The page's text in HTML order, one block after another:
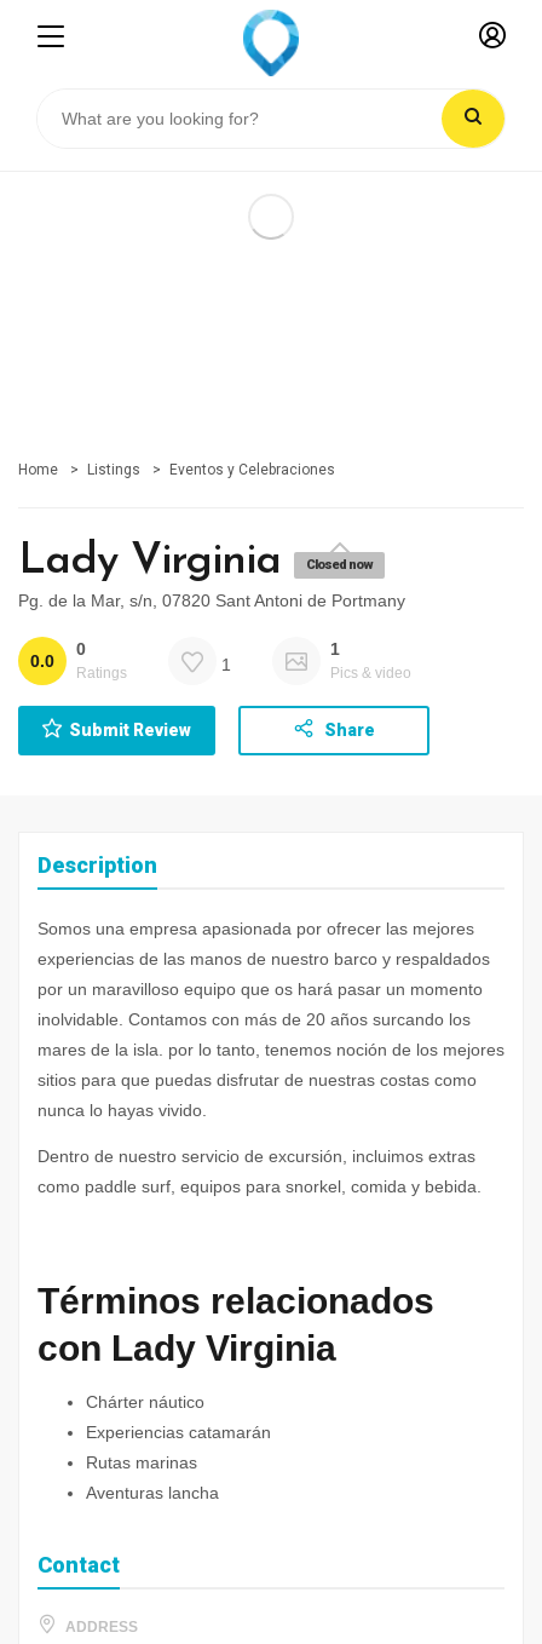
Home Listings Eventos y Celebraciones
Lady Virginia Closed now
Pg. de la Mar, s/n, 07820 Sant Antoni de Portmany
0.0
0
Ratings 1
1
Pics & video
Submit Review Share
Description
Somos una empresa apasionada por ofrecer las mejores
experiencias de las manos de nuestro barco y respaldados
por un maravilloso equipo que os hará pasar un momento
inolvidable. Contamos con más de 20 años surcando los
mares de la isla. por lo tanto, tenemos noción de los mejores
sitios para que puedas disfrutar de nuestras costas como
nunca lo hayas vivido.
Dentro de nuestro servicio de excursión, incluimos extras
como paddle surf, equipos para snorkel, comida y bebida.
Términos relacionados
con Lady Virginia
Chárter náutico
Experiencias catamarán
Rutas marinas
Aventuras lancha
Contact
ADDRESS